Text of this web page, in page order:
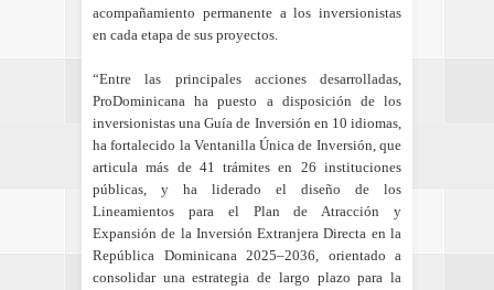
acompañamiento permanente a los inversionistas
en cada etapa de sus proyectos.
“Entre las principales acciones desarrolladas,
ProDominicana ha puesto a disposición de los
inversionistas una Guía de Inversión en 10 idiomas,
ha fortalecido la Ventanilla Única de Inversión, que
articula más de 41 trámites en 26 instituciones
públicas, y ha liderado el diseño de los
Lineamientos para el Plan de Atracción y
Expansión de la Inversión Extranjera Directa en la
República Dominicana 2025–2036, orientado a
consolidar una estrategia de largo plazo para la